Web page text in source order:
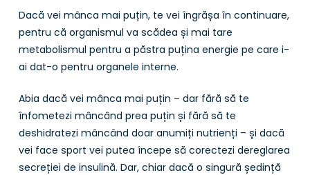
Dacă vei mânca mai puțin, te vei îngrășa în continuare,
pentru că organismul va scădea și mai tare
metabolismul pentru a păstra puțina energie pe care i-
ai dat-o pentru organele interne.
Abia dacă vei mânca mai puțin – dar fără să te
înfometezi mâncând prea puțin și fără să te
deshidratezi mâncând doar anumiți nutrienți – și dacă
vei face sport vei putea începe să corectezi dereglarea
secreției de insulină. Dar, chiar dacă o singură ședință